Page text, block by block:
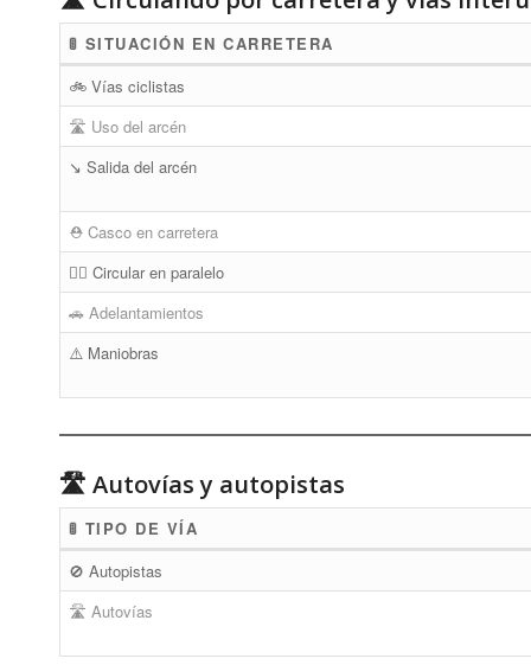
🚦 SITUACIÓN EN CARRETERA
🚲 Vías ciclistas
🛣 Uso del arcén
↘️ Salida del arcén
⛑ Casco en carretera
🚴‍♂️ Circular en paralelo
🚗 Adelantamientos
⚠️ Maniobras
🛣 Autovías y autopistas
🚦 TIPO DE VÍA
🚫 Autopistas
🛣 Autovías